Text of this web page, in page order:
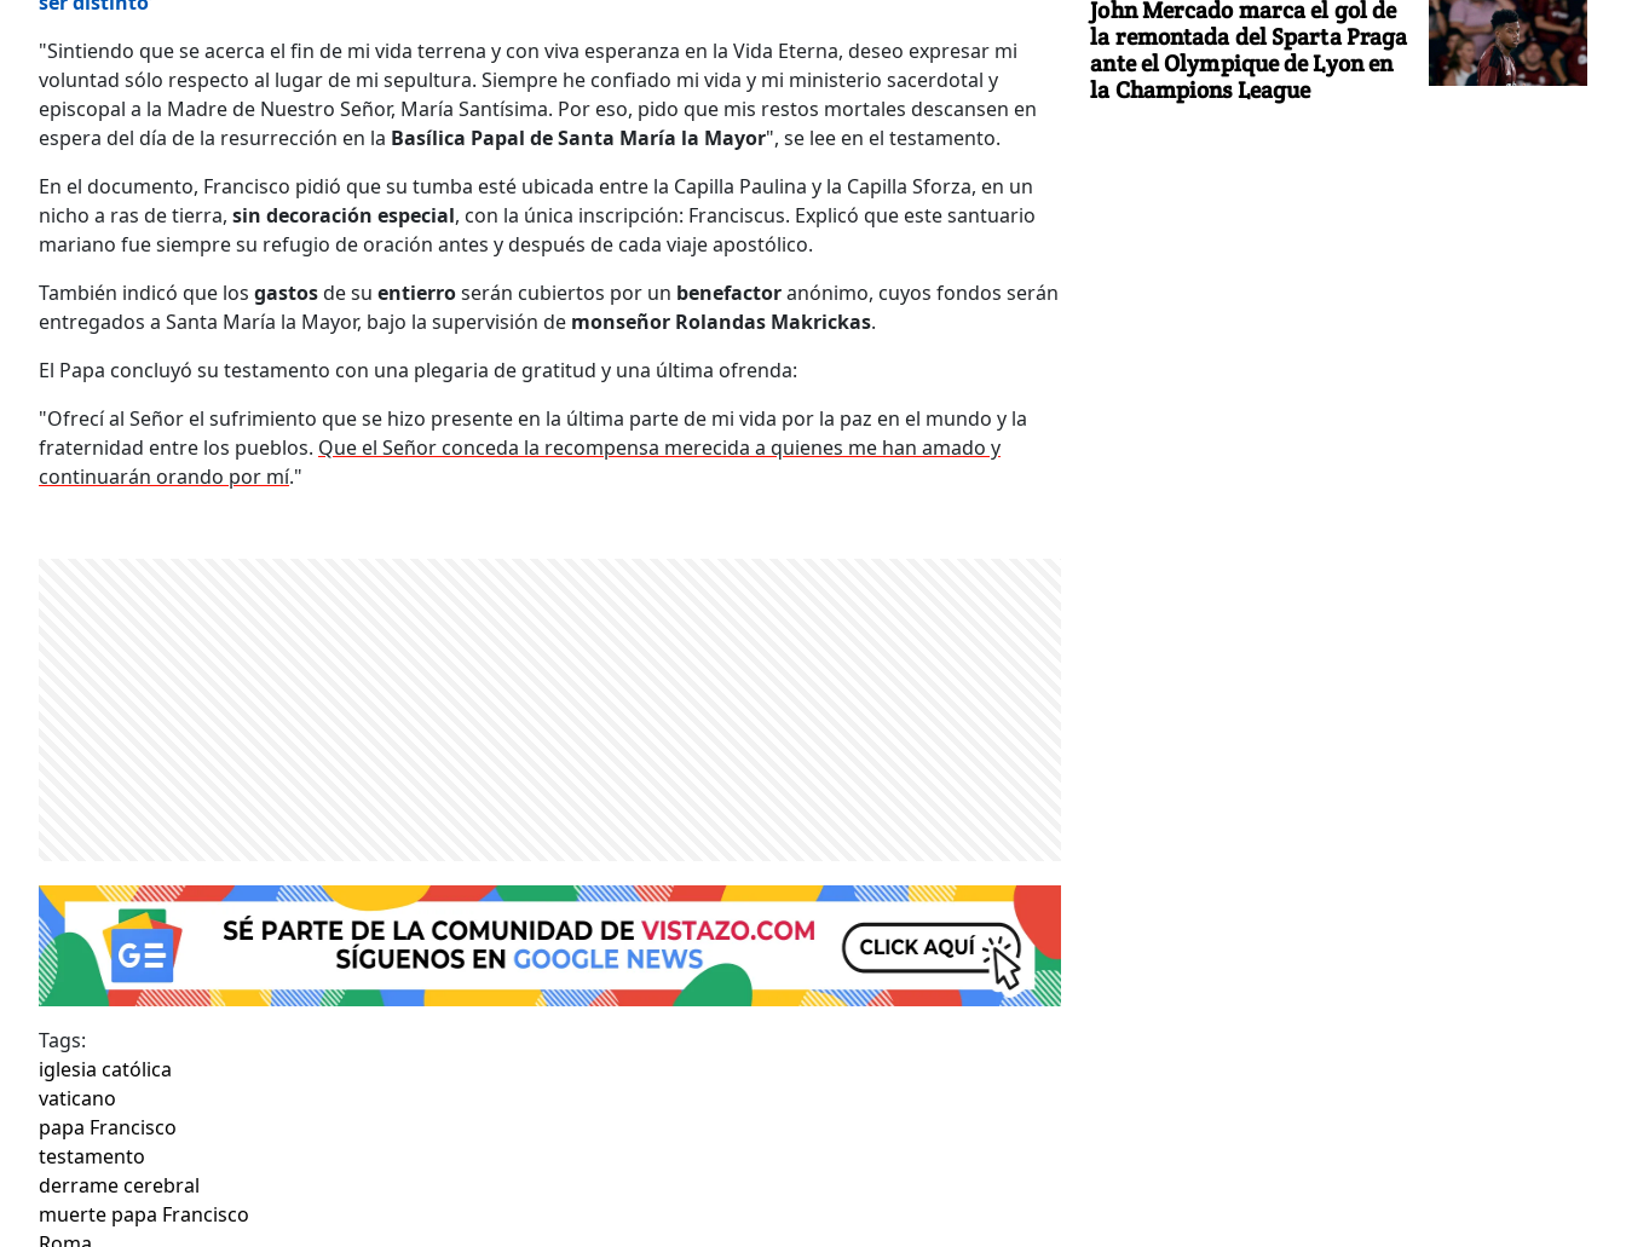
"Sintiendo que se acerca el fin de mi vida terrena y con viva esperanza en la Vida Eterna, deseo expresar mi
voluntad sólo respecto al lugar de mi sepultura. Siempre he confiado mi vida y mi ministerio sacerdotal y
episcopal a la Madre de Nuestro Señor, María Santísima. Por eso, pido que mis restos mortales descansen en
espera del día de la resurrección en la Basílica Papal de Santa María la Mayor", se lee en el testamento.
En el documento, Francisco pidió que su tumba esté ubicada entre la Capilla Paulina y la Capilla Sforza, en un
nicho a ras de tierra, sin decoración especial, con la única inscripción: Franciscus. Explicó que este santuario
mariano fue siempre su refugio de oración antes y después de cada viaje apostólico.
También indicó que los gastosde su entierroserán cubiertos por un benefactoranónimo, cuyos fondos serán
entregados a Santa María la Mayor, bajo la supervisión de monseñor Rolandas Makrickas.
El Papa concluyó su testamento con una plegaria de gratitud y una última ofrenda:
"Ofrecí al Señor el sufrimiento que se hizo presente en la última parte de mi vida por la paz en el mundo y la
fraternidad entre los pueblos. Que el Señor conceda la recompensa merecida a quienes me han amado y
continuarán orando por mí."
Tags:
iglesia católica
vaticano
papa Francisco
testamento
derrame cerebral
muerte papa Francisco
John Mercado marca el gol de
la remontada del Sparta Praga
ante el Olympique de Lyon en
la Champions League